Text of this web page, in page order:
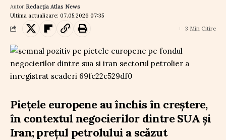
Ultima actualizare: 07.05.2026 07:35
Autor:Redacția Atlas News
3 Min Citire
Piețele europene au închis în creștere,
în contextul negocierilor dintre SUA și
Iran; prețul petrolului a scăzut